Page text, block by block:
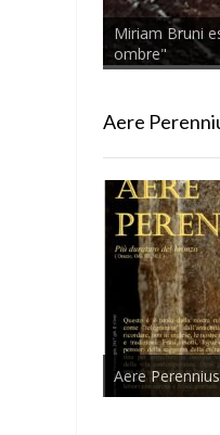
Miriam Bruni
ombre"
Aere
Aere